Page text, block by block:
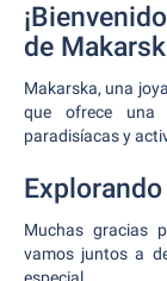
de
Makarska, una
que ofrece una
paradisíacas y
Muchas gracias
vamos juntos a